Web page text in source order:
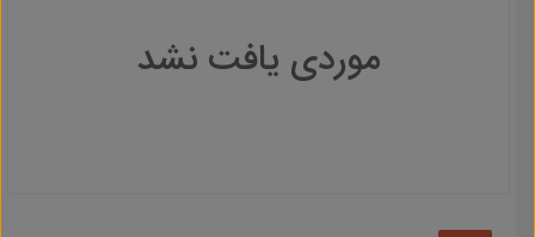
موردی یافت نشد